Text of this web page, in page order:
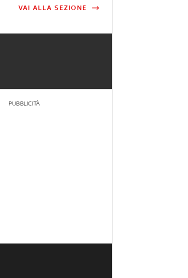
VAI ALLA SEZIONE
PUBBLICITÀ